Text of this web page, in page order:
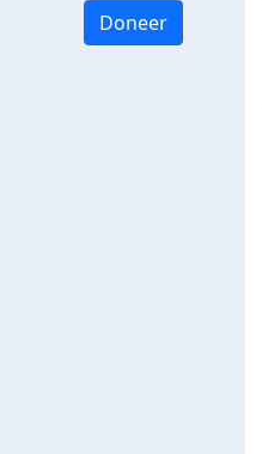
Doneer